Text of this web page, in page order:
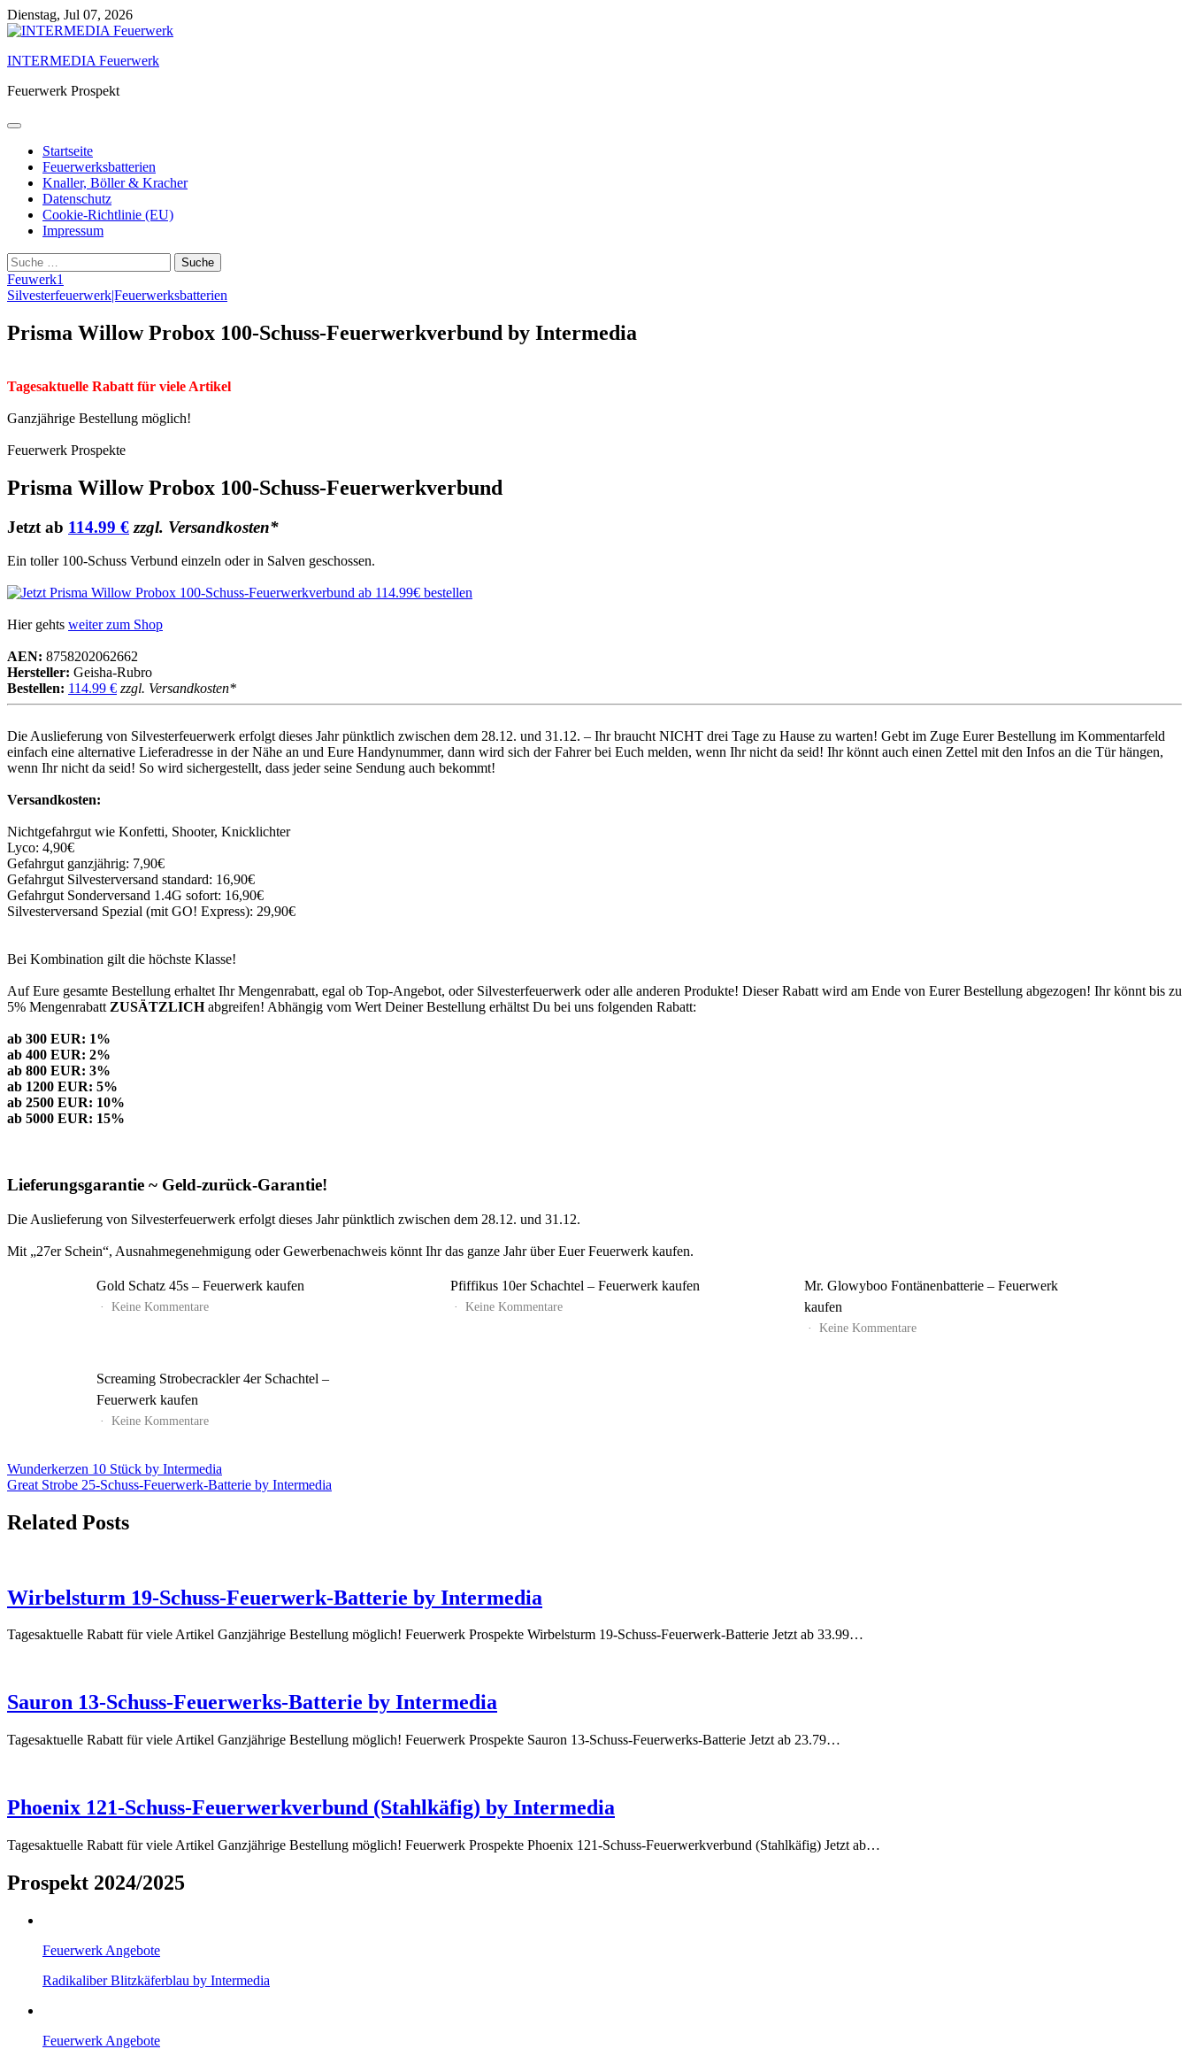
Skip
to
Dienstag, Jul 07, 2026
INTERMEDIA Feuerwerk
Feuerwerk Prospekt
Startseite
Feuerwerksbatterien
Knaller, Böller & Kracher
Datenschutz
Cookie-Richtlinie (EU)
Impressum
Suche
nach:
Feuwerk1
Silvesterfeuerwerk|Feuerwerksbatterien
Prisma Willow Probox 100-Schuss-Feuerwerkverbund by Intermedia
Tagesaktuelle Rabatt für viele Artikel
Ganzjährige Bestellung möglich!
Feuerwerk Prospekte
Prisma Willow Probox 100-Schuss-Feuerwerkverbund
Jetzt ab 114.99 € zzgl. Versandkosten*
Ein toller 100-Schuss Verbund einzeln oder in Salven geschossen.
Hier gehts weiter zum Shop
AEN: 8758202062662
Hersteller: Geisha-Rubro
Bestellen: 114.99 € zzgl. Versandkosten*
Die Auslieferung von Silvesterfeuerwerk erfolgt dieses Jahr pünktlich zwischen dem 28.12. und 31.12. – Ihr braucht NICHT drei Tage zu Hause zu warten! Gebt im Zuge Eurer Bestellung im Kommentarfeld
einfach eine alternative Lieferadresse in der Nähe an und Eure Handynummer, dann wird sich der Fahrer bei Euch melden, wenn Ihr nicht da seid! Ihr könnt auch einen Zettel mit den Infos an die Tür hängen,
wenn Ihr nicht da seid! So wird sichergestellt, dass jeder seine Sendung auch bekommt!
Versandkosten:
Nichtgefahrgut wie Konfetti, Shooter, Knicklichter
Lyco: 4,90€
Gefahrgut ganzjährig: 7,90€
Gefahrgut Silvesterversand standard: 16,90€
Gefahrgut Sonderversand 1.4G sofort: 16,90€
Silvesterversand Spezial (mit GO! Express): 29,90€
Bei Kombination gilt die höchste Klasse!
Auf Eure gesamte Bestellung erhaltet Ihr Mengenrabatt, egal ob Top-Angebot, oder Silvesterfeuerwerk oder alle anderen Produkte! Dieser Rabatt wird am Ende von Eurer Bestellung abgezogen! Ihr könnt bis zu
5% Mengenrabatt ZUSÄTZLICHabgreifen! Abhängig vom Wert Deiner Bestellung erhältst Du bei uns folgenden Rabatt:
ab 300 EUR: 1%
ab 400 EUR: 2%
ab 800 EUR: 3%
ab 1200 EUR: 5%
ab 2500 EUR: 10%
ab 5000 EUR: 15%
Lieferungsgarantie ~ Geld-zurück-Garantie!
Die Auslieferung von Silvesterfeuerwerk erfolgt dieses Jahr pünktlich zwischen dem 28.12. und 31.12.
Mit „27er Schein“, Ausnahmegenehmigung oder Gewerbenachweis könnt Ihr das ganze Jahr über Euer Feuerwerk kaufen.
Gold Schatz 45s – Feuerwerk kaufen
Keine Kommentarezu
Feuerwerk
Pfiffikus 10er Schachtel – Feuerwerk kaufen
Keine Kommentarezu
Mr. Glowyboo Fontänenbatterie – Feuerwerk
kaufen
Keine Kommentarezu
Screaming Strobecrackler 4er Schachtel –
Feuerwerk kaufen
Keine Kommentarezu
4er
Schachtel
–
Beitrags-
Navigation
Wunderkerzen 10 Stück by Intermedia
Great Strobe 25-Schuss-Feuerwerk-Batterie by Intermedia
Related Posts
Wirbelsturm 19-Schuss-Feuerwerk-Batterie by Intermedia
Tagesaktuelle Rabatt für viele Artikel Ganzjährige Bestellung möglich! Feuerwerk Prospekte Wirbelsturm 19-Schuss-Feuerwerk-Batterie Jetzt ab 33.99…
Sauron 13-Schuss-Feuerwerks-Batterie by Intermedia
Tagesaktuelle Rabatt für viele Artikel Ganzjährige Bestellung möglich! Feuerwerk Prospekte Sauron 13-Schuss-Feuerwerks-Batterie Jetzt ab 23.79…
Phoenix 121-Schuss-Feuerwerkverbund (Stahlkäfig) by Intermedia
Tagesaktuelle Rabatt für viele Artikel Ganzjährige Bestellung möglich! Feuerwerk Prospekte Phoenix 121-Schuss-Feuerwerkverbund (Stahlkäfig) Jetzt ab…
Prospekt 2024/2025
Feuerwerk Angebote
Radikaliber Blitzkäferblau by Intermedia
Feuerwerk Angebote